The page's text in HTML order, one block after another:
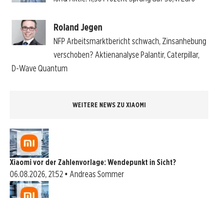
Roland Jegen
NFP Arbeitsmarktbericht schwach, Zinsanhebung
verschoben? Aktienanalyse Palantir, Caterpillar,
D-Wave Quantum
WEITERE NEWS ZU XIAOMI
Xiaomi vor der Zahlenvorlage: Wendepunkt in Sicht?
06.08.2026, 21:52 • Andreas Sommer